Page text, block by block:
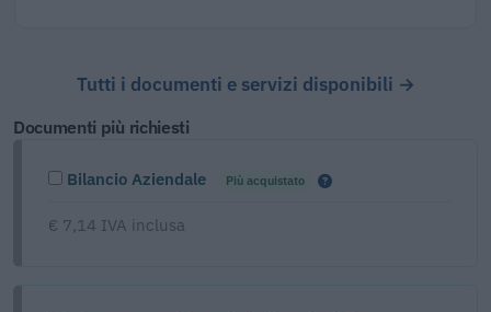
Tutti i documenti e servizi disponibili →
Documenti più richiesti
Bilancio Aziendale Più acquistato
€ 7,14 IVA inclusa